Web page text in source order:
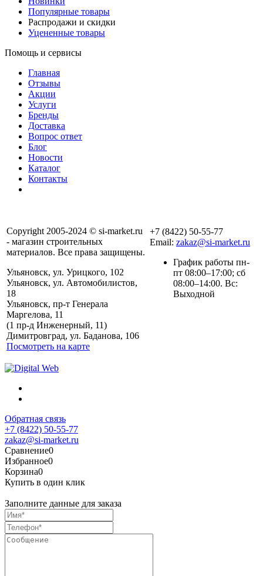
Популярные товары
Распродажи и скидки
Уцененные товары
Помощь и сервисы
Главная
Отзывы
Акции
Услуги
Бренды
Доставка
Вопрос ответ
Блог
Новости
Каталог
Контакты
Copyright 2005-2024 © si-market.ru
- магазин строительных
материалов. Все права защищены.
Ульяновск, ул. Урицкого, 102
Ульяновск, ул. Автомобилистов,
18
Ульяновск, пр-т Генерала
Маргелова, 11
(1 пр-д Инженерный, 11)
Димитровград, ул. Баданова, 106
Посмотреть на карте
+7 (8422) 50-55-77
Email: zakaz@si-market.ru
График работы пн-
пт 08:00–17:00; сб
08:00–14:00. Вс:
Выходной
Обратная связь
+7 (8422) 50-55-77
zakaz@si-market.ru
Сравнение0
Избранное0
Корзина0
Купить в один клик
Заполните данные для заказа